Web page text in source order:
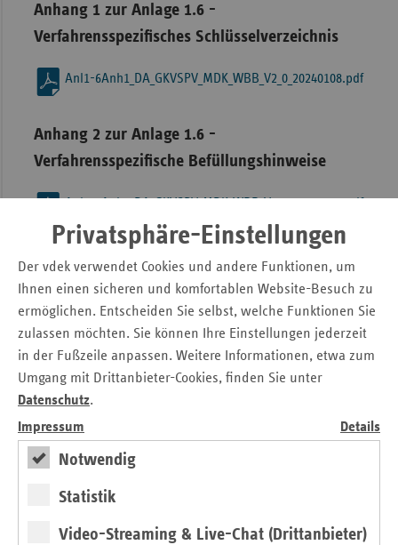
Privatsphäre-Einstellungen
Der vdek verwendet Cookies und andere Funktionen, um
Ihnen einen sicheren und komfortablen Website-Besuch zu
ermöglichen. Entscheiden Sie selbst, welche Funktionen Sie
zulassen möchten. Sie können Ihre Einstellungen jederzeit
in der Fußzeile anpassen. Weitere Informationen, etwa zum
Umgang mit Drittanbieter-Cookies, finden Sie unter
Datenschutz.
Impressum
Details
Notwendig
Statistik
Video-Streaming & Live-Chat (Drittanbieter)
Anhang 1 zur Anlage 1.6 -
Verfahrensspezifisches Schlüsselverzeichnis
Anl1-6Anh1_DA_GKVSPV_MDK_WBB_V2_0_20240108.pdf
Anhang 2 zur Anlage 1.6 -
Verfahrensspezifische Befüllungshinweise
Anl1-6Anh2_DA_GKVSPV_MDK_WBB_V2_0_20240108.pdf
Anhang 3 zur Anlage 1.6 - Hinweise zum XML-
Schema
Anl1-6Anh3_DA_GKVSPV_MDK_WBB_V2_0_20230614.pdf
Anhang 4 zur Anlage 1.6 – Ansprechpartner
beteiligte Institutionen
im Verfahren nicht mehr vorgesehen
XML-Schema
EMDW0_2.0.0.zip